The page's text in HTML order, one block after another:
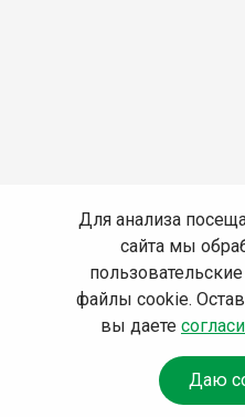
Для анализа
сайта мы
файлы cookie.
вы даете
Даю